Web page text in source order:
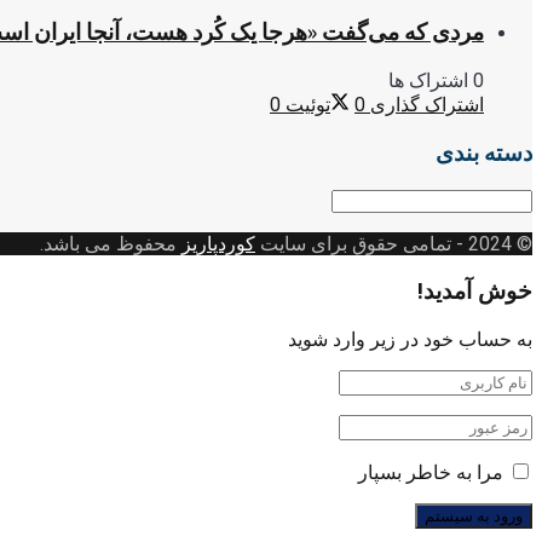
مردی که می‌گفت «هرجا یک کُرد هست، آنجا ایران
0 اشتراک ها
اشتراک گذاری 0 توئیت 0
دسته بندی
© 2024
- تمامی حقوق برای سایت کوردپاریز محفوظ می باشد.
خوش آمدید!
به حساب خود در زیر وارد شوید
مرا به خاطر بسپار